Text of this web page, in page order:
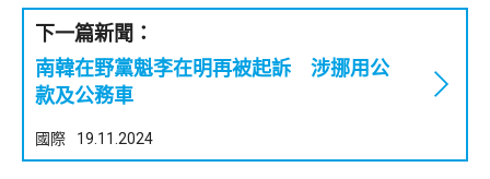
下一篇新聞：
南韓在野黨魁李在明再被起訴 涉挪用公
款及公務車
國際 19.11.2024